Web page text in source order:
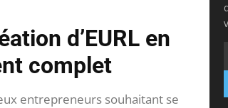
d’EURL en
complet
entrepreneurs souhaitant se